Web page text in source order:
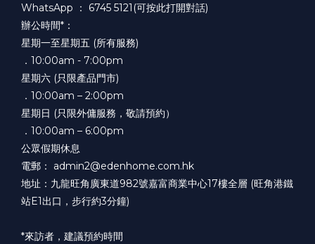
WhatsApp ： 6745 5121(可按此打開對話)
辦公時間*：
星期一至星期五 (所有服務)
．10:00am - 7:00pm
星期六 (只限產品門市)
．10:00am – 2:00pm
星期日 (只限外傭服務，敬請預約）
．10:00am – 6:00pm
公眾假期休息
電郵： admin2@edenhome.com.hk
地址：九龍旺角廣東道982號嘉富商業中心17樓全層 (旺角港鐵
站E1出口，步行約3分鐘)
*來訪者，建議預約時間